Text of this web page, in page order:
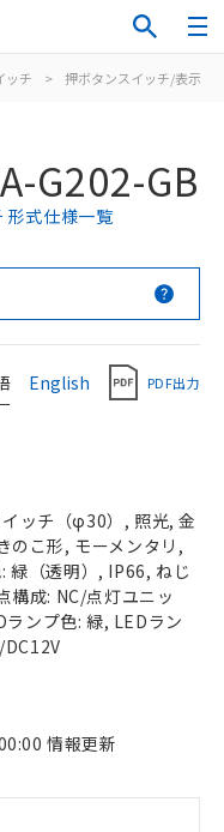
ッチ > 押ボタンスイッチ/表示灯
G202-GB
形式仕様一覧
English PDF出力
ッチ（φ30）, 照光, 金
のこ形, モーメンタリ,
緑（透明）, IP66, ねじ
構成: NC/点灯ユニッ
ランプ色: 緑, LEDラン
DC12V
情報更新